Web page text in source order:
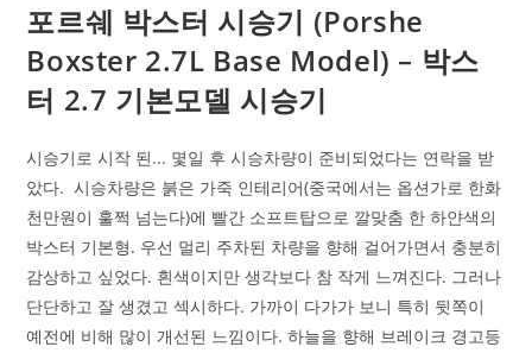
포르쉐 박스터 시승기 (Porshe
Boxster 2.7L Base Model) – 박스
터 2.7 기본모델 시승기
시승기로 시작 된... 몇일 후 시승차량이 준비되었다는 연락을 받
았다. 시승차량은 붉은 가죽 인테리어(중국에서는 옵션가로 한화
천만원이 훌쩍 넘는다)에 빨간 소프트탑으로 깔맞춤 한 하얀색의
박스터 기본형. 우선 멀리 주차된 차량을 향해 걸어가면서 충분히
감상하고 싶었다. 흰색이지만 생각보다 참 작게 느껴진다. 그러나
단단하고 잘 생겼고 섹시하다. 가까이 다가가 보니 특히 뒷쪽이
예전에 비해 많이 개선된 느낌이다. 하늘을 향해 브레이크 경고등